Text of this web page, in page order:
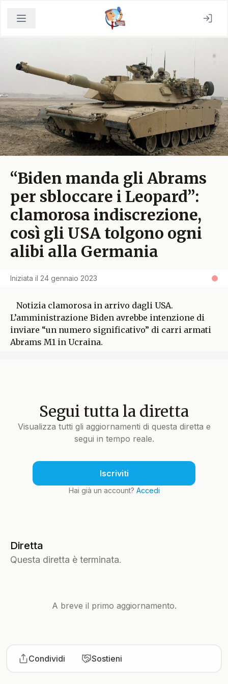
“Biden manda gli Abrams
per sbloccare i Leopard”:
clamorosa indiscrezione,
così gli USA tolgono ogni
alibi alla Germania
Iniziata il 24 gennaio 2023
Notizia clamorosa in arrivo dagli USA.
L’amministrazione Biden avrebbe intenzione di
inviare “un numero significativo” di carri armati
Abrams M1 in Ucraina.
Segui tutta la diretta
Visualizza tutti gli aggiornamenti di questa diretta e
segui in tempo reale.
Iscriviti
Hai già un account? Accedi
Diretta
Questa diretta è terminata.
A breve il primo aggiornamento.
Condividi Sostieni